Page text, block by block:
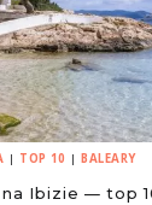
| TOP 10 | BALEARY
Ibizie — top